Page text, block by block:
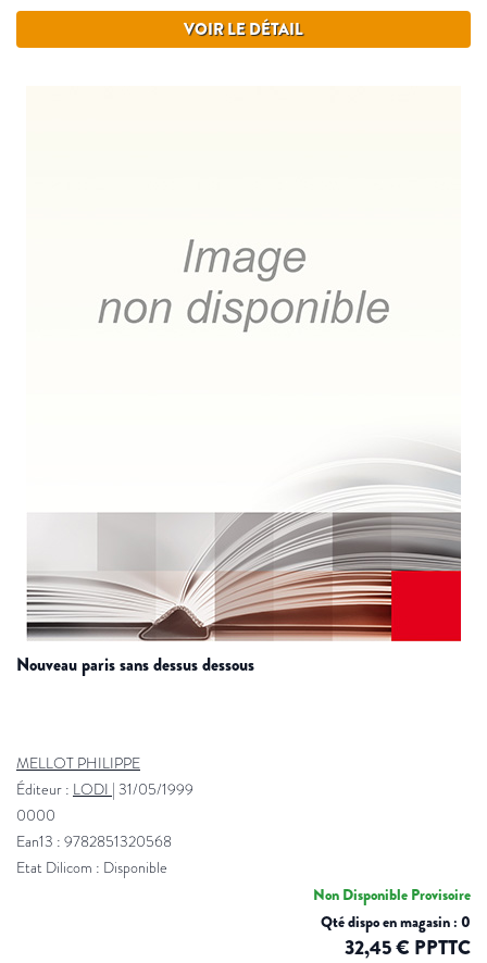
VOIR LE DÉTAIL
nouveau paris sans dessus dessous
MELLOT PHILIPPE
Éditeur : LODI | 31/05/1999
0000
Ean13 : 9782851320568
Etat Dilicom : Disponible
Non Disponible Provisoire
Qté dispo en magasin : 0
32,45 € PPTTC